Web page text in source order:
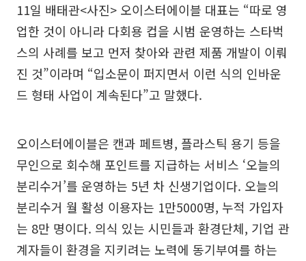
11일 배태관<사진> 오이스터에이블 대표는 “따로 영
업한 것이 아니라 다회용 컵을 시범 운영하는 스타벅
스의 사례를 보고 먼저 찾아와 관련 제품 개발이 이뤄
진 것”이라며 “입소문이 퍼지면서 이런 식의 인바운
드 형태 사업이 계속된다”고 말했다.
오이스터에이블은 캔과 페트병, 플라스틱 용기 등을
무인으로 회수해 포인트를 지급하는 서비스 ‘오늘의
분리수거’를 운영하는 5년 차 신생기업이다. 오늘의
분리수거 월 활성 이용자는 1만5000명, 누적 가입자
는 8만 명이다. 의식 있는 시민들과 환경단체, 기업 관
계자들이 환경을 지키려는 노력에 동기부여를 하는